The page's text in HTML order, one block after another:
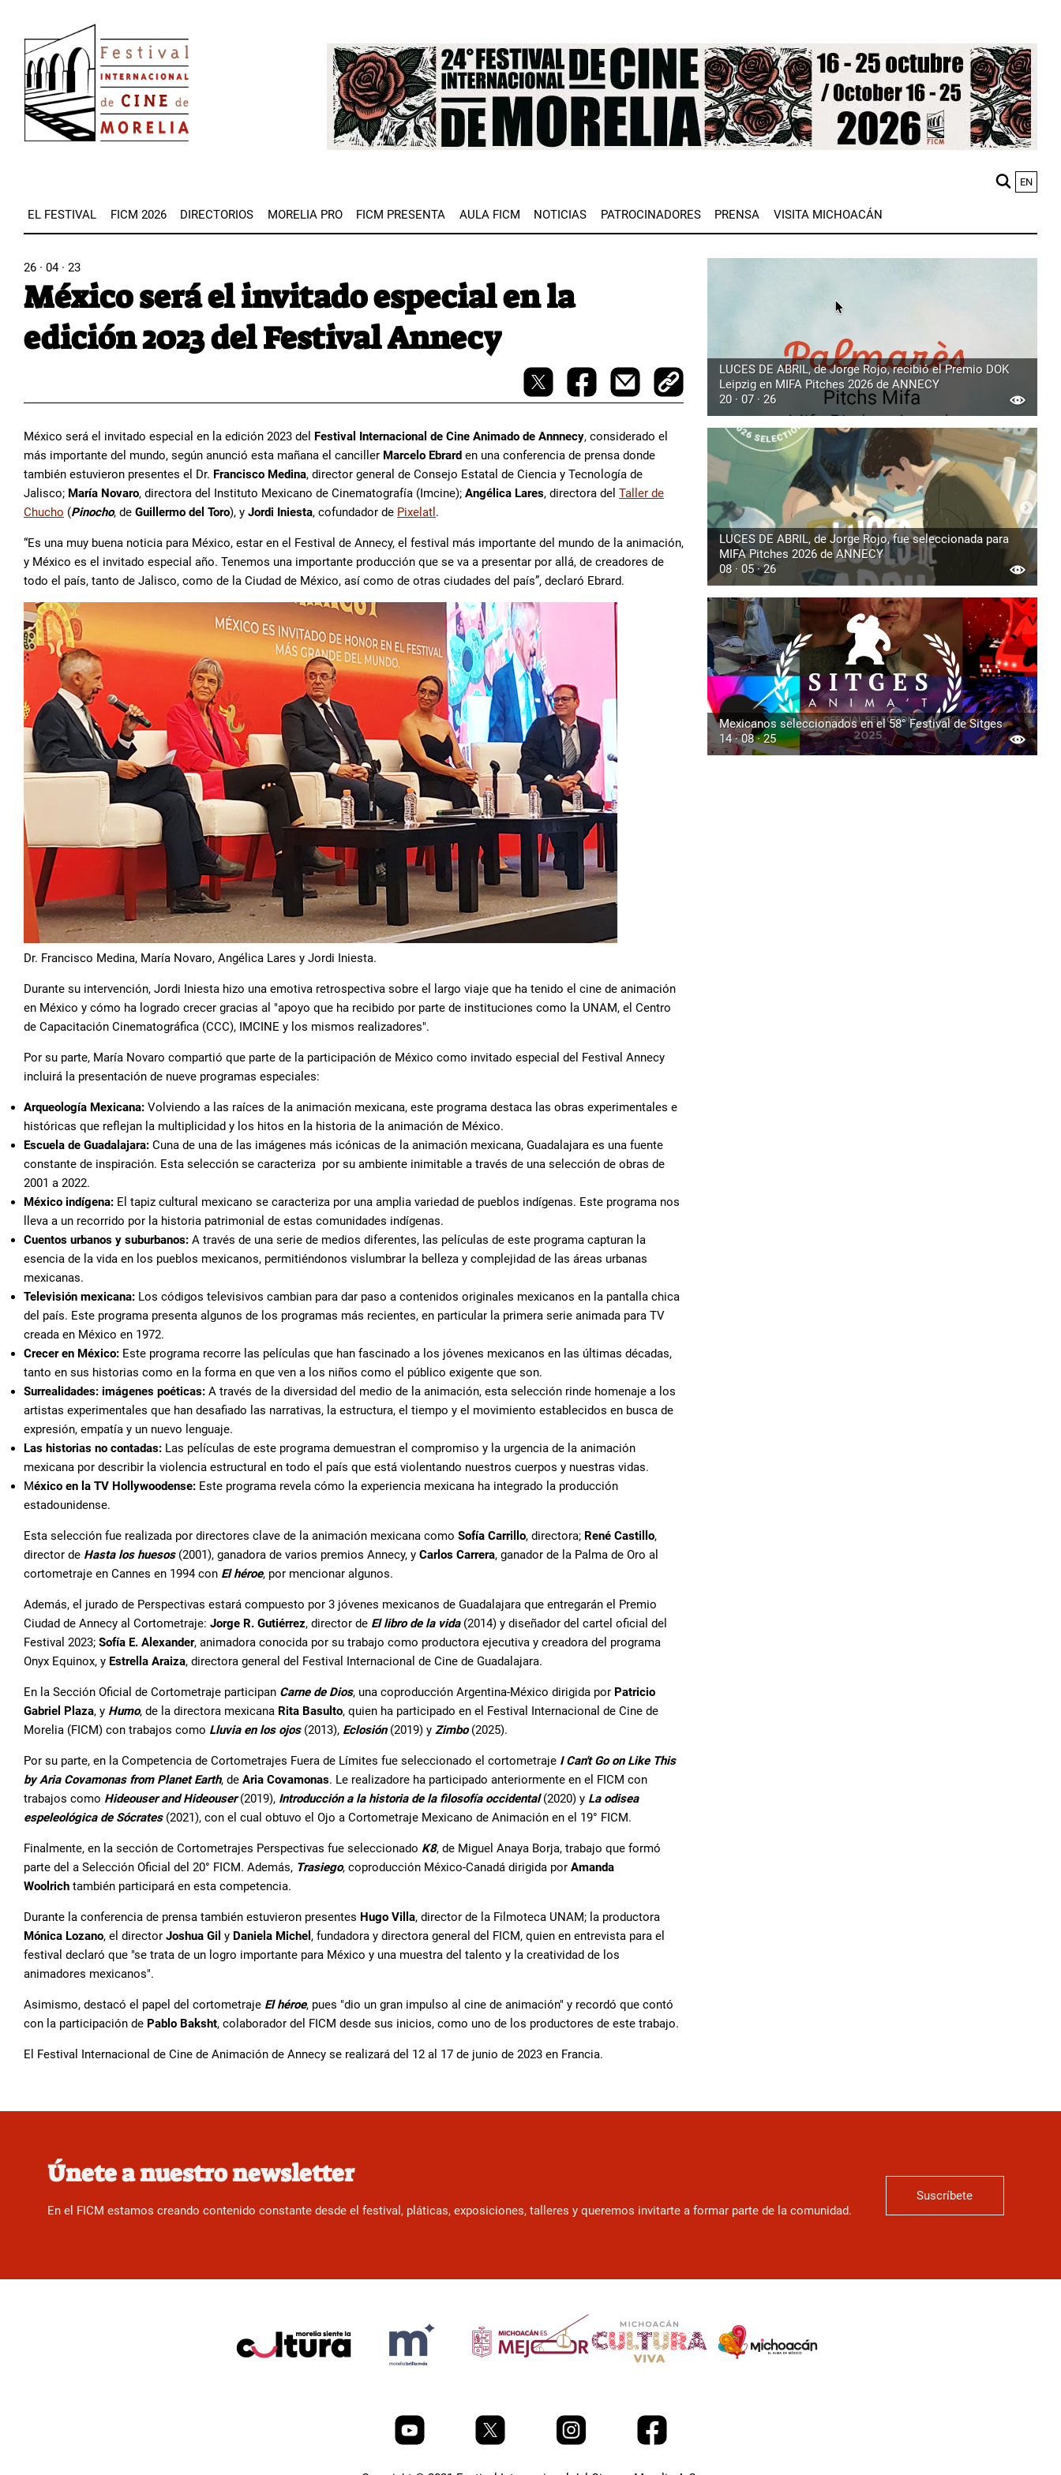
contenido
principal
Image
EN
EL FESTIVAL FICM 2026 DIRECTORIOS MORELIA PRO FICM PRESENTA AULA FICM NOTICIAS PATROCINADORES PRENSA VISITA MICHOACÁN
26 · 04 · 23
México será el invitado especial en la
edición 2023 del Festival Annecy
México será el invitado especial en la edición 2023 del Festival Internacional de Cine Animado de Annnecy, considerado el
más importante del mundo, según anunció esta mañana el canciller Marcelo Ebrard en una conferencia de prensa donde
también estuvieron presentes el Dr. Francisco Medina, director general de Consejo Estatal de Ciencia y Tecnología de
Jalisco; María Novaro, directora del Instituto Mexicano de Cinematografía (Imcine); Angélica Lares, directora del Taller de
Chucho (Pinocho, de Guillermo del Toro), y Jordi Iniesta, cofundador de Pixelatl .
“Es una muy buena noticia para México, estar en el Festival de Annecy, el festival más importante del mundo de la animación,
y México es el invitado especial año. Tenemos una importante producción que se va a presentar por allá, de creadores de
todo el país, tanto de Jalisco, como de la Ciudad de México, así como de otras ciudades del país”, declaró Ebrard.
Dr. Francisco Medina, María Novaro, Angélica Lares y Jordi Iniesta.
Durante su intervención, Jordi Iniesta hizo una emotiva retrospectiva sobre el largo viaje que ha tenido el cine de animación
en México y cómo ha logrado crecer gracias al "apoyo que ha recibido por parte de instituciones como la UNAM, el Centro
de Capacitación Cinematográfica (CCC), IMCINE y los mismos realizadores".
Por su parte, María Novaro compartió que parte de la participación de México como invitado especial del Festival Annecy
incluirá la presentación de nueve programas especiales:
Arqueología Mexicana: Volviendo a las raíces de la animación mexicana, este programa destaca las obras experimentales e
históricas que reflejan la multiplicidad y los hitos en la historia de la animación de México.
Escuela de Guadalajara: Cuna de una de las imágenes más icónicas de la animación mexicana, Guadalajara es una fuente
constante de inspiración. Esta selección se caracteriza por su ambiente inimitable a través de una selección de obras de
2001 a 2022.
México indígena: El tapiz cultural mexicano se caracteriza por una amplia variedad de pueblos indígenas. Este programa nos
lleva a un recorrido por la historia patrimonial de estas comunidades indígenas.
Cuentos urbanos y suburbanos: A través de una serie de medios diferentes, las películas de este programa capturan la
esencia de la vida en los pueblos mexicanos, permitiéndonos vislumbrar la belleza y complejidad de las áreas urbanas
mexicanas.
Televisión mexicana: Los códigos televisivos cambian para dar paso a contenidos originales mexicanos en la pantalla chica
del país. Este programa presenta algunos de los programas más recientes, en particular la primera serie animada para TV
creada en México en 1972.
Crecer en México: Este programa recorre las películas que han fascinado a los jóvenes mexicanos en las últimas décadas,
tanto en sus historias como en la forma en que ven a los niños como el público exigente que son.
Surrealidades: imágenes poéticas: A través de la diversidad del medio de la animación, esta selección rinde homenaje a los
artistas experimentales que han desafiado las narrativas, la estructura, el tiempo y el movimiento establecidos en busca de
expresión, empatía y un nuevo lenguaje.
Las historias no contadas: Las películas de este programa demuestran el compromiso y la urgencia de la animación
mexicana por describir la violencia estructural en todo el país que está violentando nuestros cuerpos y nuestras vidas.
México en la TV Hollywoodense: Este programa revela cómo la experiencia mexicana ha integrado la producción
estadounidense.
Esta selección fue realizada por directores clave de la animación mexicana como Sofía Carrillo, directora; René Castillo,
director de Hasta los huesos(2001), ganadora de varios premios Annecy, y Carlos Carrera, ganador de la Palma de Oro al
cortometraje en Cannes en 1994con El héroe, por mencionar algunos.
Además, el jurado de Perspectivas estará compuesto por 3 jóvenes mexicanos de Guadalajara que entregarán el Premio
Ciudad de Annecy al Cortometraje: Jorge R. Gutiérrez, director de El libro de la vida(2014) y diseñador del cartel oficial del
Festival 2023; Sofía E. Alexander, animadora conocida por su trabajo como productora ejecutiva y creadora del programa
Onyx Equinox, y Estrella Araiza, directora general del Festival Internacional de Cine de Guadalajara.
En la Sección Oficial de Cortometraje participan Carne de Dios, una coproducción Argentina-México dirigida por Patricio
Gabriel Plaza, y Humo, de la directora mexicana Rita Basulto, quien ha participado en el Festival Internacional de Cine de
Morelia (FICM) con trabajos como Lluvia en los ojos(2013), Eclosión(2019) y Zimbo(2025).
Por su parte, en la Competencia de Cortometrajes Fuera de Límites fue seleccionado el cortometraje I Can't Go on Like This
by Aria Covamonas from Planet Earth, de Aria Covamonas. Le realizadore ha participado anteriormente en el FICM con
trabajos como Hideouser and Hideouser(2019), Introducción a la historia de la filosofía occidental(2020) y La odisea
espeleológica de Sócrates(2021), con el cual obtuvo el Ojo a Cortometraje Mexicano de Animación en el 19° FICM.
Finalmente, en la sección de Cortometrajes Perspectivas fue seleccionado K8, de Miguel Anaya Borja, trabajo que formó
parte del a Selección Oficial del 20° FICM. Además, Trasiego, coproducción México-Canadá dirigida por Amanda
Woolrich también participará en esta competencia.
Durante la conferencia de prensa también estuvieron presentes Hugo Villa, director de la Filmoteca UNAM; la productora
Mónica Lozano, el director Joshua Gil y Daniela Michel , fundadora y directora general del FICM, quien en entrevista para el
festival declaró que "se trata de un logro importante para México y una muestra del talento y la creatividad de los
animadores mexicanos".
Asimismo, destacó el papel del cortometraje El héroe, pues "dio un gran impulso al cine de animación" y recordó que contó
con la participación de Pablo Baksht, colaborador del FICM desde sus inicios, como uno de los productores de este trabajo.
El Festival Internacional de Cine de Animación de Annecy se realizará del 12 al 17 de junio de 2023 en Francia.
LUCES DE ABRIL, de Jorge Rojo, recibió el Premio DOK
Leipzig en MIFA Pitches 2026 de ANNECY
20 · 07 · 26
LUCES DE ABRIL, de Jorge Rojo, fue seleccionada para
MIFA Pitches 2026 de ANNECY
08 · 05 · 26
Mexicanos seleccionados en el 58° Festival de Sitges
14 · 08 · 25
Únete a nuestro newsletter
En el FICM estamos creando contenido constante desde el festival, pláticas, exposiciones, talleres y queremos invitarte a formar parte de la comunidad.
Suscríbete